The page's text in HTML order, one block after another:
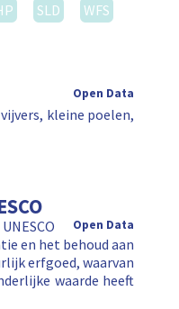
SLD
WFS
Open Data
kleine poelen,
Open Data
en het behoud aan
erfgoed, waarvan
waarde heeft